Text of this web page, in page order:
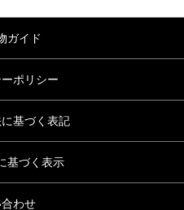
ガイド
ポリシー
基づく表記
基づく表示
わせ